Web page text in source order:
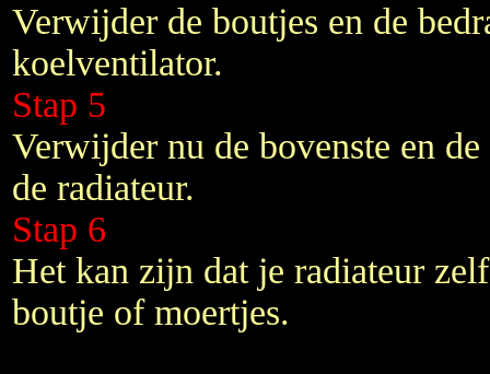
Verwijder de boutjes en de
koelventilator.
Stap 5
Verwijder nu de bovenste en
de radiateur.
Stap 6
Het kan zijn dat je radiateur
boutje of moertjes.